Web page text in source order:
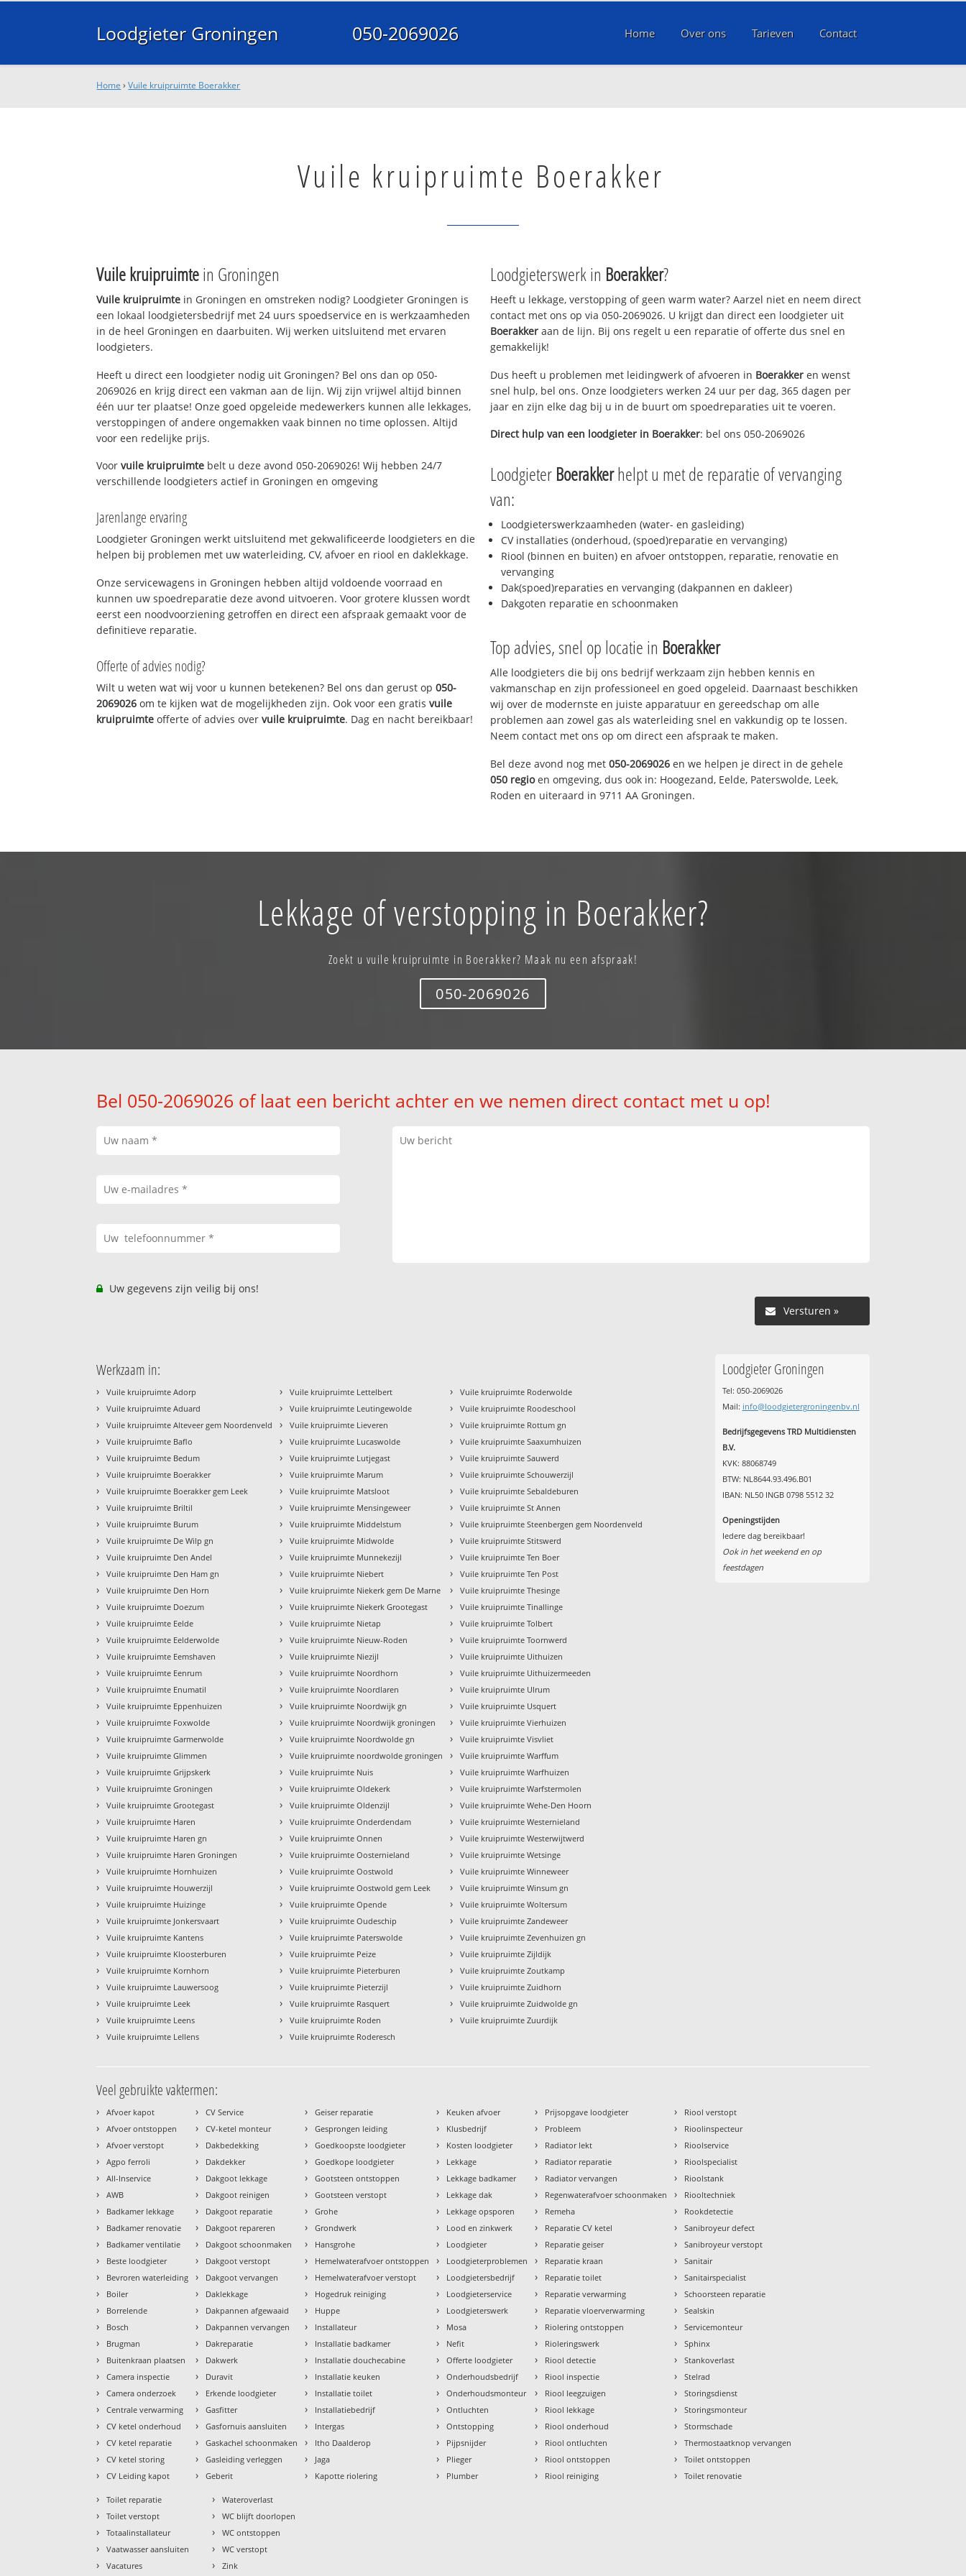
Loodgieter Groningen 050-2069026 Home Over ons Tarieven Contact
Home ›Vuile kruipruimte Boerakker
Vuile kruipruimte Boerakker
Vuile kruipruimtein Groningen
Vuile kruipruimte in Groningen en omstreken nodig? Loodgieter Groningen is
een lokaal loodgietersbedrijf met 24 uurs spoedservice en is werkzaamheden
in de heel Groningen en daarbuiten. Wij werken uitsluitend met ervaren
loodgieters.
Heeft u direct een loodgieter nodig uit Groningen? Bel ons dan op 050-
2069026 en krijg direct een vakman aan de lijn. Wij zijn vrijwel altijd binnen
één uur ter plaatse! Onze goed opgeleide medewerkers kunnen alle lekkages,
verstoppingen of andere ongemakken vaak binnen no time oplossen. Altijd
voor een redelijke prijs.
Voorvuile kruipruimte belt u deze avond 050-2069026! Wij hebben 24/7
verschillende loodgieters actief in Groningen en omgeving
Jarenlange ervaring
Loodgieter Groningen werkt uitsluitend met gekwalificeerde loodgieters en die
helpen bij problemen met uw waterleiding, CV, afvoer en riool en daklekkage.
Onze servicewagens in Groningen hebben altijd voldoende voorraad en
kunnen uw spoedreparatie deze avond uitvoeren. Voor grotere klussen wordt
eerst een noodvoorziening getroffen en direct een afspraak gemaakt voor de
definitieve reparatie.
Offerte of advies nodig?
Wilt u weten wat wij voor u kunnen betekenen? Bel ons dan gerust op050-
2069026 om te kijken wat de mogelijkheden zijn. Ook voor een gratisvuile
kruipruimte offerte of advies overvuile kruipruimte. Dag en nacht bereikbaar!
Loodgieterswerk in Boerakker?
Heeft u lekkage, verstopping of geen warm water? Aarzel niet en neem direct
contact met ons op via 050-2069026. U krijgt dan direct een loodgieter uit
Boerakker aan de lijn. Bij ons regelt u een reparatie of offerte dus snel en
gemakkelijk!
Dus heeft u problemen met leidingwerk of afvoeren in Boerakker en wenst
snel hulp, bel ons. Onze loodgieters werken 24 uur per dag, 365 dagen per
jaar en zijn elke dag bij u in de buurt om spoedreparaties uit te voeren.
Direct hulp van een loodgieter in Boerakker: bel ons 050-2069026
Loodgieter Boerakkerhelpt u met de reparatie of vervanging
van:
Loodgieterswerkzaamheden (water- en gasleiding)
CV installaties (onderhoud, (spoed)reparatie en vervanging)
Riool (binnen en buiten) en afvoer ontstoppen, reparatie, renovatie en
vervanging
Dak(spoed)reparaties en vervanging (dakpannen en dakleer)
Dakgoten reparatie en schoonmaken
Top advies, snel op locatie in Boerakker
Alle loodgieters die bij ons bedrijf werkzaam zijn hebben kennis en
vakmanschap en zijn professioneel en goed opgeleid. Daarnaast beschikken
wij over de modernste en juiste apparatuur en gereedschap om alle
problemen aan zowel gas als waterleiding snel en vakkundig op te lossen.
Neem contact met ons op om direct een afspraak te maken.
Bel deze avond nog met 050-2069026 en we helpen je direct in de gehele
050 regioen omgeving, dus ook in: Hoogezand, Eelde, Paterswolde, Leek,
Roden en uiteraard in 9711 AA Groningen.
Lekkage of verstopping in Boerakker?
Zoekt u vuile kruipruimte in Boerakker? Maak nu een afspraak!
050-2069026
Bel 050-2069026 of laat een bericht achter en we nemen direct contact met u op!
Uw gegevens zijn veilig bij ons!
Versturen »
Werkzaam in:
› Vuile kruipruimte Adorp
› Vuile kruipruimte Aduard
› Vuile kruipruimte Alteveer gem Noordenveld
› Vuile kruipruimte Baflo
› Vuile kruipruimte Bedum
› Vuile kruipruimte Boerakker
› Vuile kruipruimte Boerakker gem Leek
› Vuile kruipruimte Briltil
› Vuile kruipruimte Burum
› Vuile kruipruimte De Wilp gn
› Vuile kruipruimte Den Andel
› Vuile kruipruimte Den Ham gn
› Vuile kruipruimte Den Horn
› Vuile kruipruimte Doezum
› Vuile kruipruimte Eelde
› Vuile kruipruimte Eelderwolde
› Vuile kruipruimte Eemshaven
› Vuile kruipruimte Eenrum
› Vuile kruipruimte Enumatil
› Vuile kruipruimte Eppenhuizen
› Vuile kruipruimte Foxwolde
› Vuile kruipruimte Garmerwolde
› Vuile kruipruimte Glimmen
› Vuile kruipruimte Grijpskerk
› Vuile kruipruimte Groningen
› Vuile kruipruimte Grootegast
› Vuile kruipruimte Haren
› Vuile kruipruimte Haren gn
› Vuile kruipruimte Haren Groningen
› Vuile kruipruimte Hornhuizen
› Vuile kruipruimte Houwerzijl
› Vuile kruipruimte Huizinge
› Vuile kruipruimte Jonkersvaart
› Vuile kruipruimte Kantens
› Vuile kruipruimte Kloosterburen
› Vuile kruipruimte Kornhorn
› Vuile kruipruimte Lauwersoog
› Vuile kruipruimte Leek
› Vuile kruipruimte Leens
› Vuile kruipruimte Lellens
› Vuile kruipruimte Lettelbert
› Vuile kruipruimte Leutingewolde
› Vuile kruipruimte Lieveren
› Vuile kruipruimte Lucaswolde
› Vuile kruipruimte Lutjegast
› Vuile kruipruimte Marum
› Vuile kruipruimte Matsloot
› Vuile kruipruimte Mensingeweer
› Vuile kruipruimte Middelstum
› Vuile kruipruimte Midwolde
› Vuile kruipruimte Munnekezijl
› Vuile kruipruimte Niebert
› Vuile kruipruimte Niekerk gem De Marne
› Vuile kruipruimte Niekerk Grootegast
› Vuile kruipruimte Nietap
› Vuile kruipruimte Nieuw-Roden
› Vuile kruipruimte Niezijl
› Vuile kruipruimte Noordhorn
› Vuile kruipruimte Noordlaren
› Vuile kruipruimte Noordwijk gn
› Vuile kruipruimte Noordwijk groningen
› Vuile kruipruimte Noordwolde gn
› Vuile kruipruimte noordwolde groningen
› Vuile kruipruimte Nuis
› Vuile kruipruimte Oldekerk
› Vuile kruipruimte Oldenzijl
› Vuile kruipruimte Onderdendam
› Vuile kruipruimte Onnen
› Vuile kruipruimte Oosternieland
› Vuile kruipruimte Oostwold
› Vuile kruipruimte Oostwold gem Leek
› Vuile kruipruimte Opende
› Vuile kruipruimte Oudeschip
› Vuile kruipruimte Paterswolde
› Vuile kruipruimte Peize
› Vuile kruipruimte Pieterburen
› Vuile kruipruimte Pieterzijl
› Vuile kruipruimte Rasquert
› Vuile kruipruimte Roden
› Vuile kruipruimte Roderesch
› Vuile kruipruimte Roderwolde
› Vuile kruipruimte Roodeschool
› Vuile kruipruimte Rottum gn
› Vuile kruipruimte Saaxumhuizen
› Vuile kruipruimte Sauwerd
› Vuile kruipruimte Schouwerzijl
› Vuile kruipruimte Sebaldeburen
› Vuile kruipruimte St Annen
› Vuile kruipruimte Steenbergen gem Noordenveld
› Vuile kruipruimte Stitswerd
› Vuile kruipruimte Ten Boer
› Vuile kruipruimte Ten Post
› Vuile kruipruimte Thesinge
› Vuile kruipruimte Tinallinge
› Vuile kruipruimte Tolbert
› Vuile kruipruimte Toornwerd
› Vuile kruipruimte Uithuizen
› Vuile kruipruimte Uithuizermeeden
› Vuile kruipruimte Ulrum
› Vuile kruipruimte Usquert
› Vuile kruipruimte Vierhuizen
› Vuile kruipruimte Visvliet
› Vuile kruipruimte Warffum
› Vuile kruipruimte Warfhuizen
› Vuile kruipruimte Warfstermolen
› Vuile kruipruimte Wehe-Den Hoorn
› Vuile kruipruimte Westernieland
› Vuile kruipruimte Westerwijtwerd
› Vuile kruipruimte Wetsinge
› Vuile kruipruimte Winneweer
› Vuile kruipruimte Winsum gn
› Vuile kruipruimte Woltersum
› Vuile kruipruimte Zandeweer
› Vuile kruipruimte Zevenhuizen gn
› Vuile kruipruimte Zijldijk
› Vuile kruipruimte Zoutkamp
› Vuile kruipruimte Zuidhorn
› Vuile kruipruimte Zuidwolde gn
› Vuile kruipruimte Zuurdijk
Loodgieter Groningen
Tel: 050-2069026
Mail: info@loodgietergroningenbv.nl
Bedrijfsgegevens TRD Multidiensten
B.V.
KVK: 88068749
BTW: NL8644.93.496.B01
IBAN: NL50 INGB 0798 5512 32
Openingstijden
Iedere dag bereikbaar!
Ook in het weekend en op
feestdagen
Veel gebruikte vaktermen:
› Afvoer kapot
› Afvoer ontstoppen
› Afvoer verstopt
› Agpo ferroli
› All-Inservice
› AWB
› Badkamer lekkage
› Badkamer renovatie
› Badkamer ventilatie
› Beste loodgieter
› Bevroren waterleiding
› Boiler
› Borrelende
› Bosch
› Brugman
› Buitenkraan plaatsen
› Camera inspectie
› Camera onderzoek
› Centrale verwarming
› CV ketel onderhoud
› CV ketel reparatie
› CV ketel storing
› CV Leiding kapot
› CV Service
› CV-ketel monteur
› Dakbedekking
› Dakdekker
› Dakgoot lekkage
› Dakgoot reinigen
› Dakgoot reparatie
› Dakgoot repareren
› Dakgoot schoonmaken
› Dakgoot verstopt
› Dakgoot vervangen
› Daklekkage
› Dakpannen afgewaaid
› Dakpannen vervangen
› Dakreparatie
› Dakwerk
› Duravit
› Erkende loodgieter
› Gasfitter
› Gasfornuis aansluiten
› Gaskachel schoonmaken
› Gasleiding verleggen
› Geberit
› Geiser reparatie
› Gesprongen leiding
› Goedkoopste loodgieter
› Goedkope loodgieter
› Gootsteen ontstoppen
› Gootsteen verstopt
› Grohe
› Grondwerk
› Hansgrohe
› Hemelwaterafvoer ontstoppen
› Hemelwaterafvoer verstopt
› Hogedruk reiniging
› Huppe
› Installateur
› Installatie badkamer
› Installatie douchecabine
› Installatie keuken
› Installatie toilet
› Installatiebedrijf
› Intergas
› Itho Daalderop
› Jaga
› Kapotte riolering
› Keuken afvoer
› Klusbedrijf
› Kosten loodgieter
› Lekkage
› Lekkage badkamer
› Lekkage dak
› Lekkage opsporen
› Lood en zinkwerk
› Loodgieter
› Loodgieterproblemen
› Loodgietersbedrijf
› Loodgieterservice
› Loodgieterswerk
› Mosa
› Nefit
› Offerte loodgieter
› Onderhoudsbedrijf
› Onderhoudsmonteur
› Ontluchten
› Ontstopping
› Pijpsnijder
› Plieger
› Plumber
› Prijsopgave loodgieter
› Probleem
› Radiator lekt
› Radiator reparatie
› Radiator vervangen
› Regenwaterafvoer schoonmaken
› Remeha
› Reparatie CV ketel
› Reparatie geiser
› Reparatie kraan
› Reparatie toilet
› Reparatie verwarming
› Reparatie vloerverwarming
› Riolering ontstoppen
› Rioleringswerk
› Riool detectie
› Riool inspectie
› Riool leegzuigen
› Riool lekkage
› Riool onderhoud
› Riool ontluchten
› Riool ontstoppen
› Riool reiniging
› Riool verstopt
› Rioolinspecteur
› Rioolservice
› Rioolspecialist
› Rioolstank
› Riooltechniek
› Rookdetectie
› Sanibroyeur defect
› Sanibroyeur verstopt
› Sanitair
› Sanitairspecialist
› Schoorsteen reparatie
› Sealskin
› Servicemonteur
› Sphinx
› Stankoverlast
› Stelrad
› Storingsdienst
› Storingsmonteur
› Stormschade
› Thermostaatknop vervangen
› Toilet ontstoppen
› Toilet renovatie
› Toilet reparatie
› Toilet verstopt
› Totaalinstallateur
› Vaatwasser aansluiten
› Vacatures
› Wateroverlast
› WC blijft doorlopen
› WC ontstoppen
› WC verstopt
› Zink